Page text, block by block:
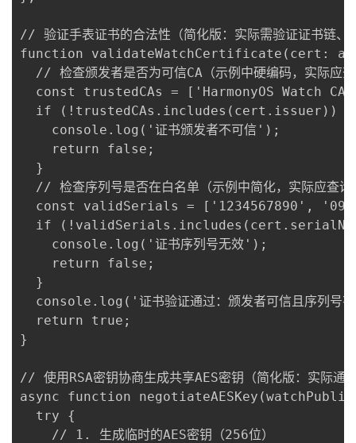
// 验证手表证书的合法性（简化版：实际需验证证书链、
function validateWatchCertificate(cert:
// 检查颁发者是否为可信CA（示例中硬编码，实际应
const trustedCAs = ['HarmonyOS Watch
  if (!trustedCAs.includes(cert.issuer)) {
    console.log('证书颁发者不可信');
    return false;
  }
// 检查序列号是否在白名单（示例中简化，实际应查询
const validSerials = ['1234567890',
if
    console.log('证书序列号无效');
    return false;
  }
console.log('证书验证通过：颁发者可信且序列号
  return true;
}
// 使用RSA密钥协商生成共享AES密钥（简化版：实际通
async function
  try {
    // 1. 生成临时的AES密钥（256位）